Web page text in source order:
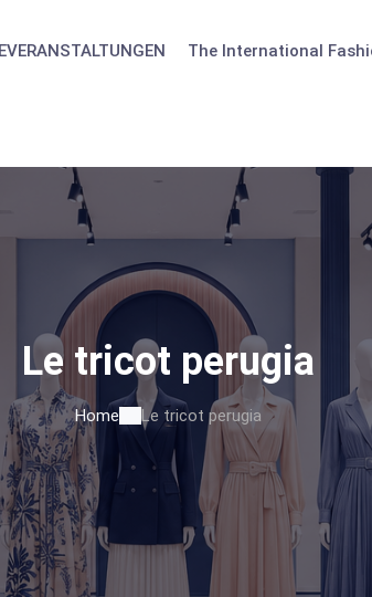
The International
Le tricot perugia
Home Le tricot perugia